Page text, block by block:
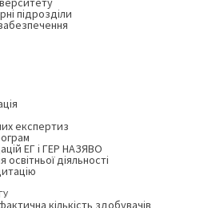
підрозділи
експертиз
ЕГ і ГЕР НАЗЯВО
діяльності
кількість здобувачів